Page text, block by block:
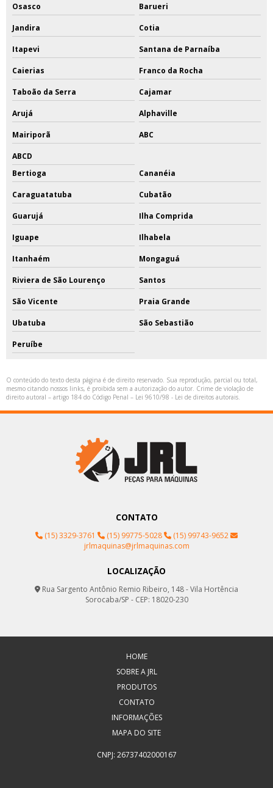
Osasco Barueri
Jandira Cotia
Itapevi Santana de Parnaíba
Caierias Franco da Rocha
Taboão da Serra Cajamar
Arujá Alphaville
Mairiporã ABC
ABCD
Bertioga
Cananéia
Caraguatatuba Cubatão
Guarujá Ilha Comprida
Iguape Ilhabela
Itanhaém Mongaguá
Riviera de São Lourenço Santos
São Vicente Praia Grande
Ubatuba São Sebastião
Peruíbe
O conteúdo do texto desta página é de direito reservado. Sua reprodução, parcial ou total,
mesmo citando nossos links, é proibida sem a autorização do autor. Crime de violação de
direito autoral – artigo 184 do Código Penal – Lei 9610/98 - Lei de direitos autorais.
CONTATO
(15) 3329-3761 (15) 99775-5028
(15) 99743-9652
jrlmaquinas@jrlmaquinas.com
LOCALIZAÇÃO
Rua Sargento Antônio Remio Ribeiro, 148 - Vila Hortência
Sorocaba/SP - CEP: 18020-230
HOME
SOBRE A JRL
PRODUTOS
CONTATO
INFORMAÇÕES
MAPA DO SITE
CNPJ: 26737402000167